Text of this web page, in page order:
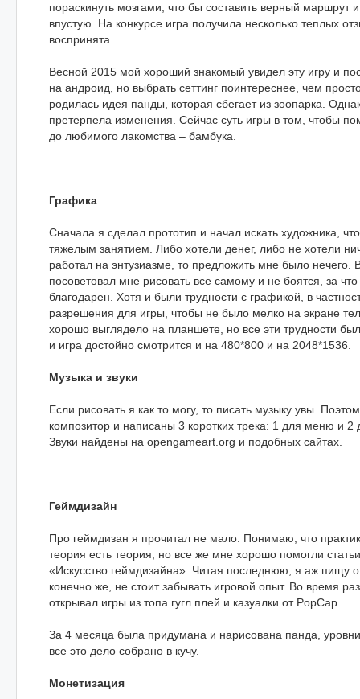
пораскинуть мозгами, что бы составить верный маршрут
впустую. На конкурсе игра получила несколько теплых
воспринята.
Весной 2015 мой хороший знакомый увидел эту игру и
на андроид, но выбрать сеттинг поинтереснее, чем
родилась идея панды, которая сбегает из зоопарка.
претерпела изменения. Сейчас суть игры в том, чтобы
до любимого лакомства – бамбука.
Графика
Сначала я сделал прототип и начал искать художника,
тяжелым занятием. Либо хотели денег, либо не хотели
работал на энтузиазме, то предложить мне было нечего.
посоветовал мне рисовать все самому и не боятся, за
благодарен. Хотя и были трудности с графикой, в
разрешения для игры, чтобы не было мелко на экране
хорошо выглядело на планшете, но все эти трудности
и игра достойно смотрится и на 480*800 и на 2048*1536.
Музыка и звуки
Если рисовать я как то могу, то писать музыку увы.
композитор и написаны 3 коротких трека: 1 для меню и 2
Звуки найдены на opengameart.org и подобных сайтах.
Геймдизайн
Про геймдизан я прочитал не мало. Понимаю, что
теория есть теория, но все же мне хорошо помогли
«Искусство геймдизайна». Читая последнюю, я аж пищу
конечно же, не стоит забывать игровой опыт. Во время
открывал игры из топа гугл плей и казуалки от PopCap.
За 4 месяца была придумана и нарисована панда,
все это дело собрано в кучу.
Монетизация